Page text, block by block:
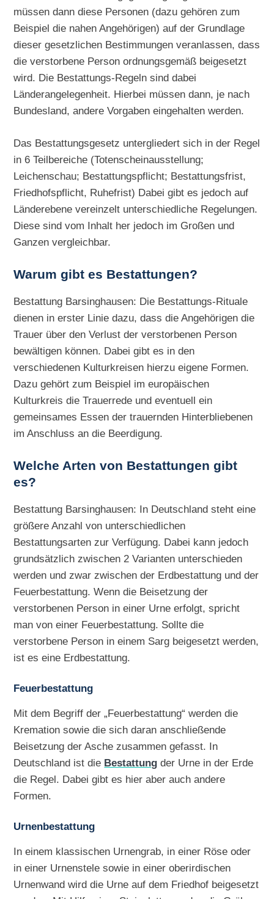
müssen dann diese Personen (dazu gehören zum
Beispiel die nahen Angehörigen) auf der Grundlage
dieser gesetzlichen Bestimmungen veranlassen, dass
die verstorbene Person ordnungsgemäß beigesetzt
wird. Die Bestattungs-Regeln sind dabei
Länderangelegenheit. Hierbei müssen dann, je nach
Bundesland, andere Vorgaben eingehalten werden.
Das Bestattungsgesetz untergliedert sich in der Regel
in 6 Teilbereiche (Totenscheinausstellung;
Leichenschau; Bestattungspflicht; Bestattungsfrist,
Friedhofspflicht, Ruhefrist) Dabei gibt es jedoch auf
Länderebene vereinzelt unterschiedliche Regelungen.
Diese sind vom Inhalt her jedoch im Großen und
Ganzen vergleichbar.
Warum gibt es Bestattungen?
Bestattung Barsinghausen: Die Bestattungs-Rituale
dienen in erster Linie dazu, dass die Angehörigen die
Trauer über den Verlust der verstorbenen Person
bewältigen können. Dabei gibt es in den
verschiedenen Kulturkreisen hierzu eigene Formen.
Dazu gehört zum Beispiel im europäischen
Kulturkreis die Trauerrede und eventuell ein
gemeinsames Essen der trauernden Hinterbliebenen
im Anschluss an die Beerdigung.
Welche Arten von Bestattungen gibt
es?
Bestattung Barsinghausen: In Deutschland steht eine
größere Anzahl von unterschiedlichen
Bestattungsarten zur Verfügung. Dabei kann jedoch
grundsätzlich zwischen 2 Varianten unterschieden
werden und zwar zwischen der Erdbestattung und der
Feuerbestattung. Wenn die Beisetzung der
verstorbenen Person in einer Urne erfolgt, spricht
man von einer Feuerbestattung. Sollte die
verstorbene Person in einem Sarg beigesetzt werden,
ist es eine Erdbestattung.
Feuerbestattung
Mit dem Begriff der „Feuerbestattung“ werden die
Kremation sowie die sich daran anschließende
Beisetzung der Asche zusammen gefasst. In
Deutschland ist die Bestattung der Urne in der Erde
die Regel. Dabei gibt es hier aber auch andere
Formen.
Urnenbestattung
In einem klassischen Urnengrab, in einer Röse oder
in einer Urnenstele sowie in einer oberirdischen
Urnenwand wird die Urne auf dem Friedhof beigesetzt